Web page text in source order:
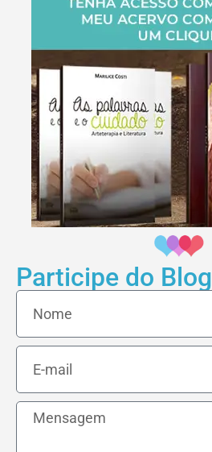
Participe do Blog